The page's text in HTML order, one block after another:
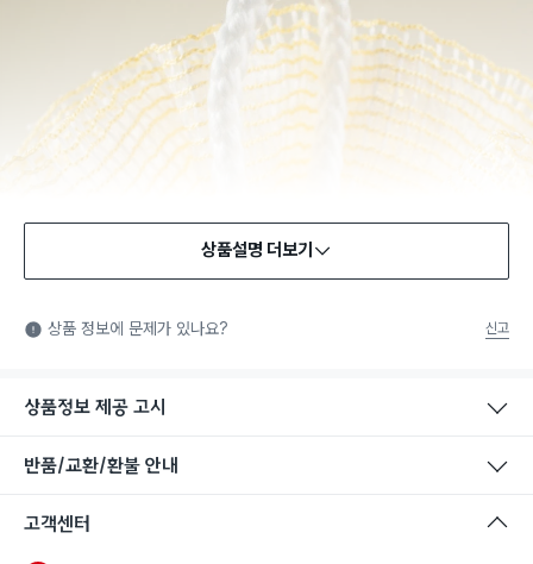
상품설명 더보기
상품 정보에 문제가 있나요? 신고
상품정보 제공 고시
반품/교환/환불 안내
고객센터